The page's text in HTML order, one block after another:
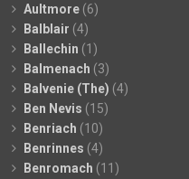
Aultmore (6)
Balblair (4)
Ballechin (1)
Balmenach (3)
Balvenie (The) (4)
Ben Nevis (15)
Benriach (10)
Benrinnes (4)
Benromach (11)